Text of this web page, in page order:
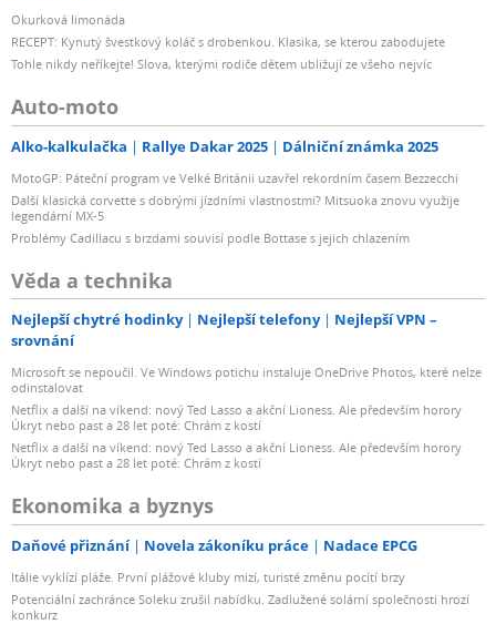
Okurková limonáda
RECEPT: Kynutý švestkový koláč s drobenkou. Klasika, se kterou zabodujete
Tohle nikdy neříkejte! Slova, kterými rodiče dětem ubližují ze všeho nejvíc
Auto-moto
Alko-kalkulačka Rallye Dakar 2025 Dálniční známka 2025
MotoGP: Páteční program ve Velké Británii uzavřel rekordním časem Bezzecchi
Další klasická corvette s dobrými jízdními vlastnostmi? Mitsuoka znovu využije
legendární MX-5
Problémy Cadillacu s brzdami souvisí podle Bottase s jejich chlazením
Věda a technika
Nejlepší chytré hodinky Nejlepší telefony
Nejlepší VPN –
srovnání
Microsoft se nepoučil. Ve Windows potichu instaluje OneDrive Photos, které nelze
odinstalovat
Netflix a další na víkend: nový Ted Lasso a akční Lioness. Ale především horory
Úkryt nebo past a 28 let poté: Chrám z kostí
Netflix a další na víkend: nový Ted Lasso a akční Lioness. Ale především horory
Úkryt nebo past a 28 let poté: Chrám z kostí
Ekonomika a byznys
Daňové přiznání Novela zákoníku práce Nadace EPCG
Itálie vyklízí pláže. První plážové kluby mizí, turisté změnu pocítí brzy
Potenciální zachránce Soleku zrušil nabídku. Zadlužené solární společnosti hrozí
konkurz